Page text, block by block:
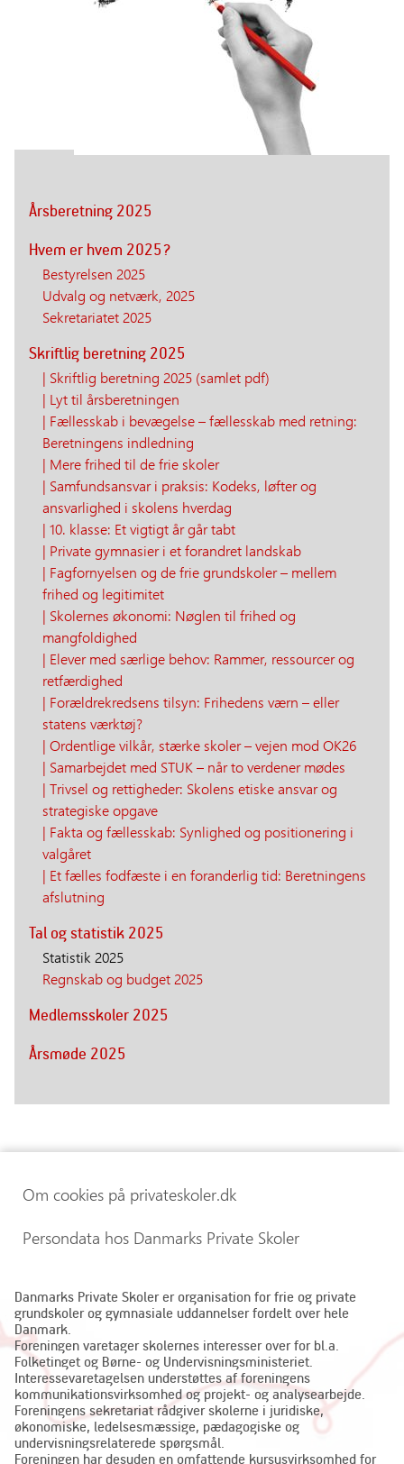
Årsberetning 2025
Hvem er hvem 2025?
Bestyrelsen 2025
Udvalg og netværk, 2025
Sekretariatet 2025
Skriftlig beretning 2025
| Skriftlig beretning 2025 (samlet pdf)
| Lyt til årsberetningen
| Fællesskab i bevægelse – fællesskab med retning:
Beretningens indledning
| Mere frihed til de frie skoler
| Samfundsansvar i praksis: Kodeks, løfter og
ansvarlighed i skolens hverdag
| 10. klasse: Et vigtigt år går tabt
| Private gymnasier i et forandret landskab
| Fagfornyelsen og de frie grundskoler – mellem
frihed og legitimitet
| Skolernes økonomi: Nøglen til frihed og
mangfoldighed
| Elever med særlige behov: Rammer, ressourcer og
retfærdighed
| Forældrekredsens tilsyn: Frihedens værn – eller
statens værktøj?
| Ordentlige vilkår, stærke skoler – vejen mod OK26
| Samarbejdet med STUK – når to verdener mødes
| Trivsel og rettigheder: Skolens etiske ansvar og
strategiske opgave
| Fakta og fællesskab: Synlighed og positionering i
valgåret
| Et fælles fodfæste i en foranderlig tid: Beretningens
afslutning
Tal og statistik 2025
Statistik 2025
Regnskab og budget 2025
Medlemsskoler 2025
Årsmøde 2025
Om cookies på privateskoler.dk
Persondata hos Danmarks Private Skoler
Danmarks Private Skoler er organisation for frie og private
grundskoler og gymnasiale uddannelser fordelt over hele
Danmark.
Foreningen varetager skolernes interesser over for bl.a.
Folketinget og Børne- og Undervisningsministeriet.
Interessevaretagelsen understøttes af foreningens
kommunikationsvirksomhed og projekt- og analysearbejde.
Foreningens sekretariat rådgiver skolerne i juridiske,
økonomiske, ledelsesmæssige, pædagogiske og
undervisningsrelaterede spørgsmål.
Foreningen har desuden en omfattende kursusvirksomhed for